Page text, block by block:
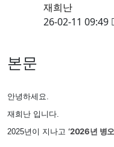
재희난
26-02-11 09:49
본문
안녕하세요.
재희난 입니다.
2025년이 지나고 ‘2026년 병